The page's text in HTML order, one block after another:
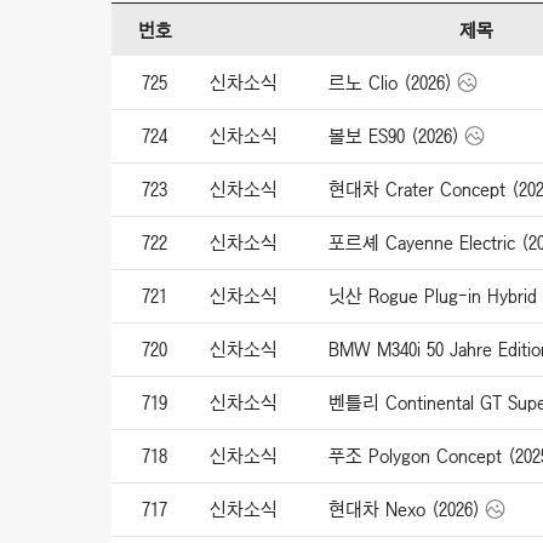
번호 제목
725 신차소식 르노 Clio (2026)
724 신차소식 볼보 ES90 (2026)
723 신차소식 현대차 Crater Concept
722 신차소식 포르셰 Cayenne Electric
721 신차소식 닛산 Rogue Plug-in Hybrid
720 신차소식 BMW M340i 50 Jahre
719 신차소식 벤틀리 Continental GT
718 신차소식 푸조 Polygon Concept
717 신차소식 현대차 Nexo (2026)